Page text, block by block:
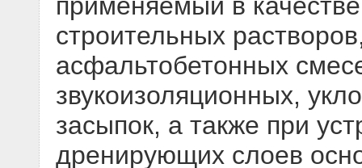
строительных
асфальтобетонных
звукоизоляционных,
засыпок, а также при
дренирующих слоев